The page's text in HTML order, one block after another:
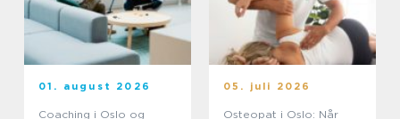
01. august 2026
Coaching i Oslo og
05. juli 2026
Osteopat i Oslo: Når